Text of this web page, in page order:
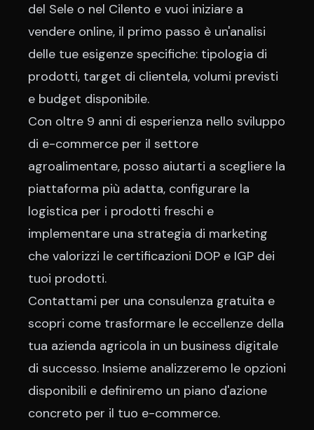
del Sele o nel Cilento e vuoi iniziare a
vendere online, il primo passo è un'analisi
delle tue esigenze specifiche: tipologia di
prodotti, target di clientela, volumi previsti
e budget disponibile.
Con oltre 9 anni di esperienza nello sviluppo
di e-commerce per il settore
agroalimentare, posso aiutarti a scegliere la
piattaforma più adatta, configurare la
logistica per i prodotti freschi e
implementare una strategia di marketing
che valorizzi le certificazioni DOP e IGP dei
tuoi prodotti.
Contattami per una consulenza gratuita e
scopri come trasformare le eccellenze della
tua azienda agricola in un business digitale
di successo. Insieme analizzeremo le opzioni
disponibili e definiremo un piano d'azione
concreto per il tuo e-commerce.